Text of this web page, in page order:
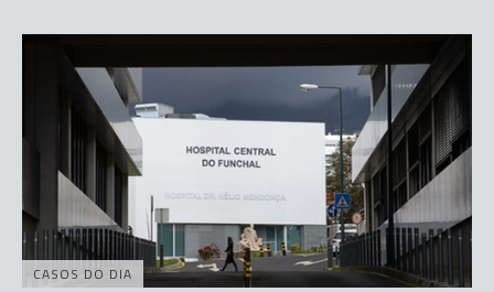
CASOS DO DIA